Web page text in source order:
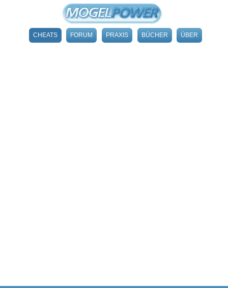
CHEATS FORUM PRAXIS BÜCHER ÜBER